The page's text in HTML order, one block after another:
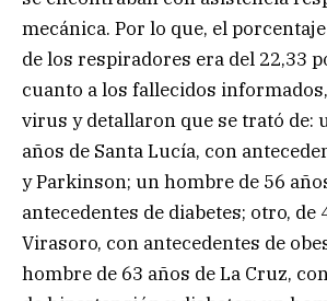
mecánica. Por lo que, el
de los respiradores era del 22,33
cuanto a los fallecidos
virus y detallaron que se trató de:
años de Santa Lucía, con
y Parkinson; un hombre de 56
antecedentes de diabetes; otro, de
Virasoro, con antecedentes de
hombre de 63 años de La Cruz,